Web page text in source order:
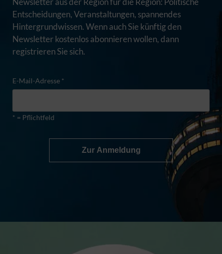
Entscheidungen, Veranstaltungen, spannendes
Hintergrundwissen. Wenn auch Sie künftig den
Newsletter kostenlos abonnieren wollen, dann
registrieren Sie sich.
E-Mail-Adresse *
* = Pflichtfeld
Zur Anmeldung